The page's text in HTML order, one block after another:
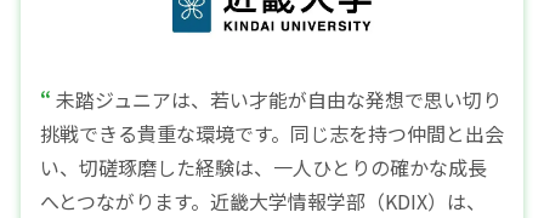
未踏ジュニアは、若い才能が自由な発想で思い切り
挑戦できる貴重な環境です。同じ志を持つ仲間と出会
い、切磋琢磨した経験は、一人ひとりの確かな成長
へとつながります。近畿大学情報学部（KDIX）は、